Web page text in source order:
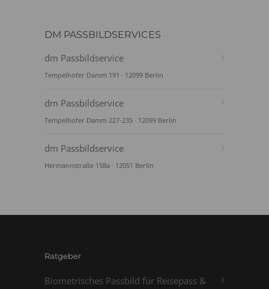
DM PASSBILDSERVICES
dm Passbildservice
Tempelhofer Damm 191 · 12099 Berlin
dm Passbildservice
Tempelhofer Damm 227-235 · 12099 Berlin
dm Passbildservice
Hermannstraße 158a · 12051 Berlin
Ratgeber
Biometrisches Passbild für Reisepass &